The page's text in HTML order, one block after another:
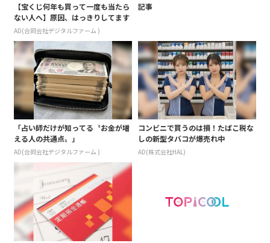
【宝くじ何年も買って一度も当たら
ない人へ】原因、はっきりしてます
AD(合同会社デジタルファーム )
記事
「占い師だけが知ってる〝お金が増
える人の共通点〟」
AD(合同会社デジタルファーム )
コンビニで買うのは損！たばこ税な
しの新型タバコが爆売れ中
AD(株式会社HAL)